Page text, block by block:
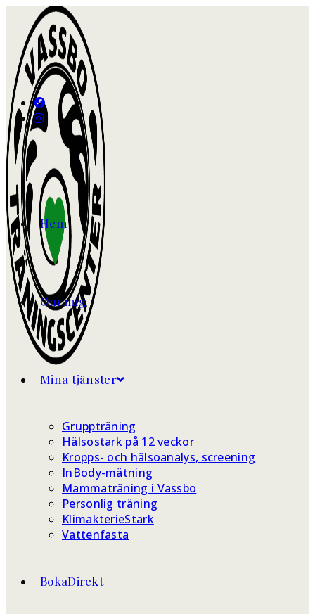
Hem
Om mig
Mina tjänster
Gruppträning
Hälsostark på 12 veckor
Kropps- och hälsoanalys, screening
InBody-mätning
Mammaträning i Vassbo
Personlig träning
KlimakterieStark
Vattenfasta
BokaDirekt